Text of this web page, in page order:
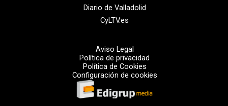
Diario de Valladolid
CyLTV.es
Aviso Legal
Política de privacidad
Política de Cookies
Configuración de cookies